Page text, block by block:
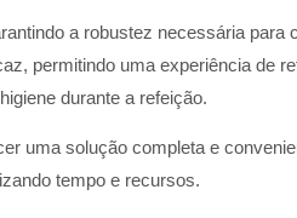
a robustez necessária para
permitindo uma experiência de
durante a refeição.
uma solução completa e
tempo e recursos.